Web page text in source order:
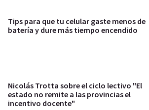
Tips para que tu celular gaste menos de
batería y dure más tiempo encendido
Nicolás Trotta sobre el ciclo lectivo "El
estado no remite a las provincias el
incentivo docente"